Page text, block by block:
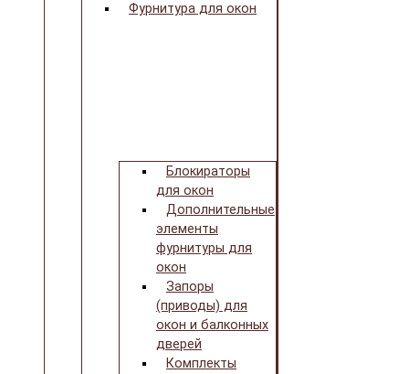
Фурнитура для окон
Блокираторы
для окон
Дополнительные
элементы
фурнитуры для
окон
Запоры
(приводы) для
окон и балконных
дверей
Комплекты